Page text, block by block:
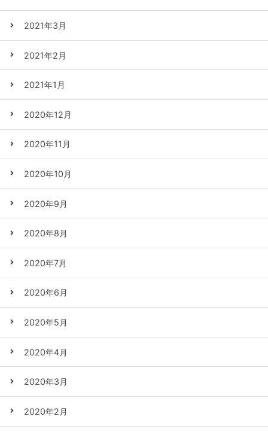
2021年3月
2021年2月
2021年1月
2020年12月
2020年11月
2020年10月
2020年9月
2020年8月
2020年7月
2020年6月
2020年5月
2020年4月
2020年3月
2020年2月